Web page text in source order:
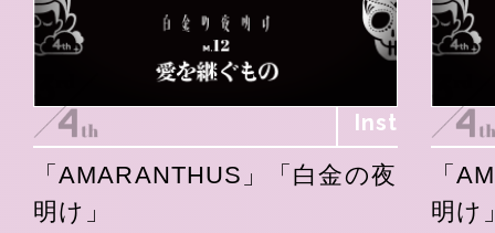
Inst
「AMARANTHUS」「白金の夜
明け」
「
明け